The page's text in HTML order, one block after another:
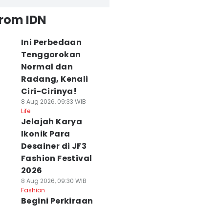
IDN
Ini Perbedaan
Tenggorokan
Normal dan
Radang, Kenali
Ciri-Cirinya!
8 Aug 2026, 09:33 WIB
Life
Jelajah Karya
Ikonik Para
Desainer di JF3
Fashion Festival
2026
8 Aug 2026, 09:30 WIB
Fashion
Begini Perkiraan